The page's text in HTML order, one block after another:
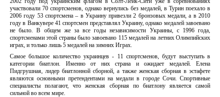
участвовали 70 спортсменов, однако вернулись без медалей, в Турин поехало в
2006 году 53 спортсмена – в Украину привезли 2 бронзовых медали, а в 2010
году в Ванкувере 41 спортсмен представлял Украину, однако медалей завоевано
не было. В общем же за все годы независимости Украины, с 1996 года,
спортсменами этой страны было завоевано 115 медалей на летних Олимпийских
играх, и только лишь 5 медалей на зимних Играх.
Самое большое количество украинцев - 11 спортсменов, будут выступать в
категории биатлон. Именно от них страна и ожидает медалей. Елена
Пидгрушная, лидер биатлонной сборной, а также женская сборная в эстафете
являются основными претендентами на медали в городе Сочи. Спортивные
специалисты полагают, что женская сборная по биатлону является самой
сильной во всем мире.